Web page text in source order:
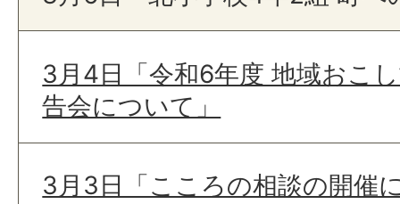
3月4日「令和6年度 地域おこ
告会について」
3月3日「こころの相談の開催